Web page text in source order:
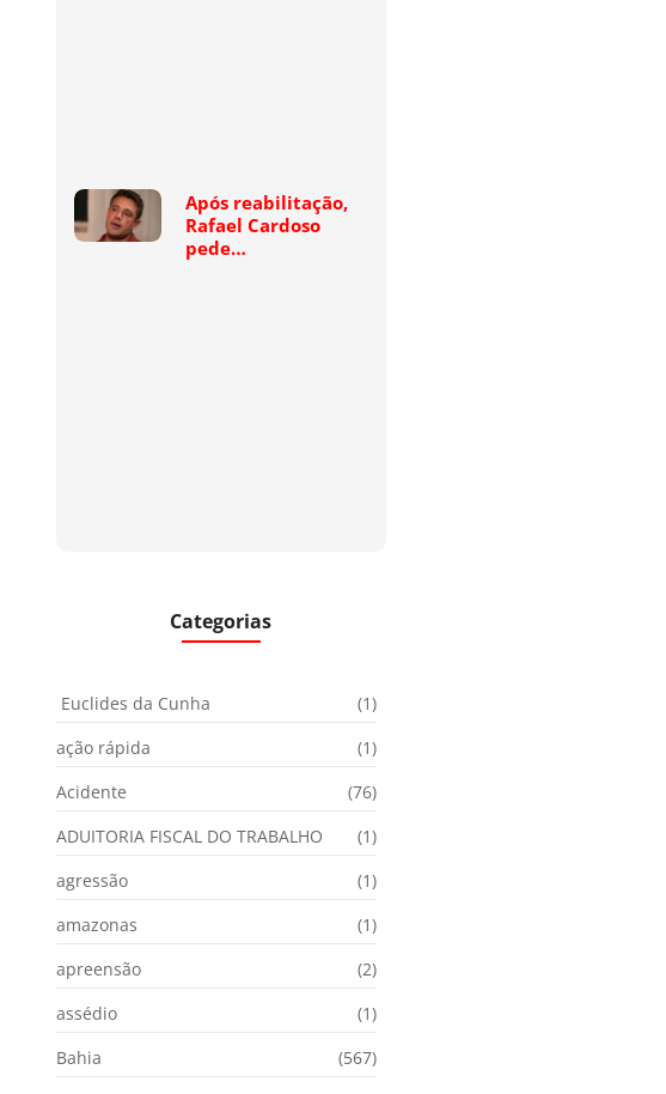
Após reabilitação,
Rafael Cardoso
pede…
Categorias
Euclides da Cunha
(1)
ação rápida
(1)
Acidente
(76)
ADUITORIA FISCAL DO TRABALHO
(1)
agressão
(1)
amazonas
(1)
apreensão
(2)
assédio
(1)
Bahia
(567)